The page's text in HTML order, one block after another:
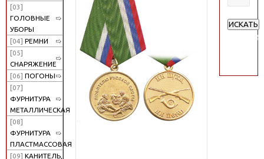
[03]
ГОЛОВНЫЕ
УБОРЫ
[04] РЕМНИ
[05]
СНАРЯЖЕНИЕ
[06] ПОГОНЫ
[07]
ФУРНИТУРА
МЕТАЛЛИЧЕСКАЯ
[08]
ФУРНИТУРА
ПЛАСТМАССОВАЯ
[09] КАНИТЕЛЬ,
ИСКАТЬ